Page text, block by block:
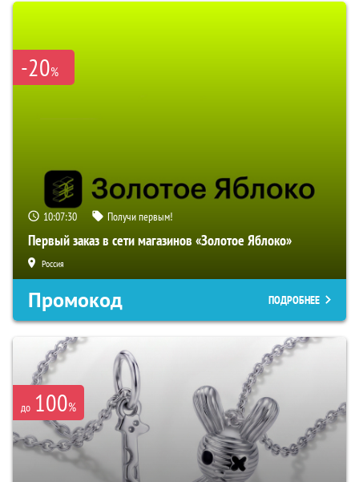
-20%
10:07:29 Получи первым!
Первый заказ в сети магазинов «Золотое Яблоко»
Россия
Промокод ПОДРОБНЕЕ
до 100%